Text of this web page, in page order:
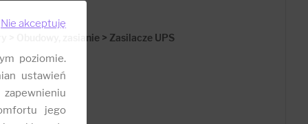
> Obudowy, zasianie > Zasilacze UPS
Nie akceptuję
poziomie.
ustawień
jego